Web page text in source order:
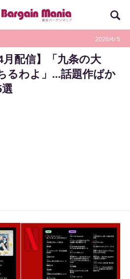
2026/4/ 5
月配信】「九条の大
るわよ」...話題作ばか